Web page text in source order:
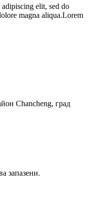
elit, sed do
magna aliqua.Lorem
Chancheng, град
запазени.